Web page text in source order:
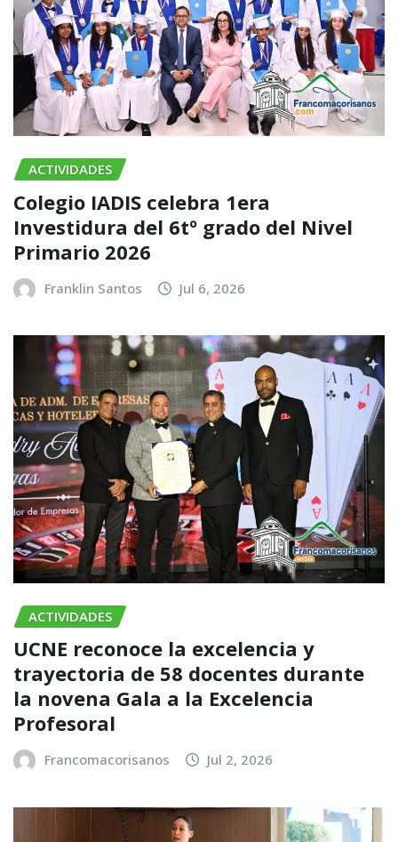
ACTIVIDADES
Colegio IADIS celebra 1era
Investidura del 6tº grado del Nivel
Primario 2026
Franklin Santos Jul 6, 2026
ACTIVIDADES
UCNE reconoce la excelencia y
trayectoria de 58 docentes durante
la novena Gala a la Excelencia
Profesoral
Francomacorisanos Jul 2, 2026